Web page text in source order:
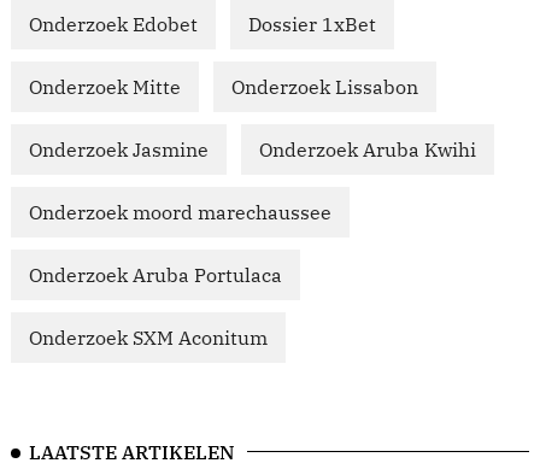
Onderzoek Edobet Dossier 1xBet
Onderzoek Mitte Onderzoek Lissabon
Onderzoek Jasmine Onderzoek Aruba Kwihi
Onderzoek moord marechaussee
Onderzoek Aruba Portulaca
Onderzoek SXM Aconitum
LAATSTE ARTIKELEN